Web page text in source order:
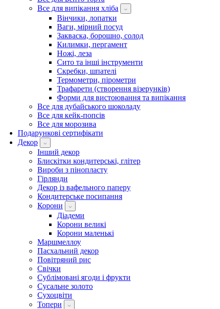
Все для випікання хліба
Вінчики, лопатки
Ваги, мірний посуд
Закваска, борошно, солод
Килимки, пергамент
Ножі, леза
Сито та інші інструменти
Скребки, шпателі
Термометри, пірометри
Трафарети (створення візерунків)
Форми для вистоювання та випікання
Все для дубайського шоколаду
Все для кейк-попсів
Все для морозива
Подарункові сертифікати
Декор
Інший декор
Блискітки кондитерські, глітер
Вироби з пінопласту
Гірлянди
Декор із вафельного паперу
Кондитерське посипання
Корони
Діадеми
Корони великі
Корони маленькі
Маршмеллоу
Пасхальний декор
Повітряний рис
Свічки
Сублімовані ягоди і фрукти
Сусальне золото
Сухоцвіти
Топери